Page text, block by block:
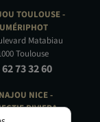
TOULOUSE -
Matabiau
Toulouse
73 32 60
NICE -
RIVIERA